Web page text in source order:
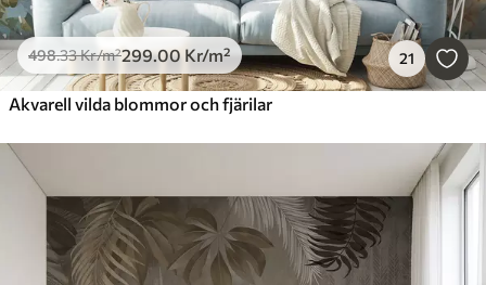
498.33Kr/m²299.00 Kr/m² 21
Akvarell vilda blommor och fjärilar